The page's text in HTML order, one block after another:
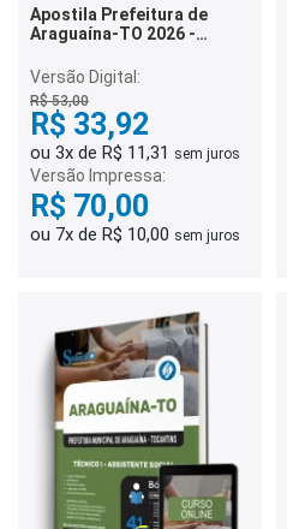
Apostila Prefeitura de
Araguaína-TO 2026 -
Versão Digital:
R$ 53,00
R$ 33,92
ou 3x de R$ 11,31 sem juros
Versão Impressa:
R$ 70,00
ou 7x de R$ 10,00 sem juros